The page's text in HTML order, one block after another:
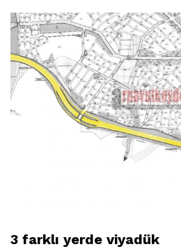
3 farklı yerde viyadük